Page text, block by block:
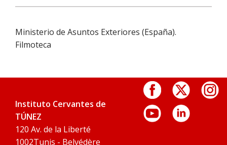
Ministerio de Asuntos Exteriores (España).
Filmoteca
Instituto Cervantes de
TÚNEZ
120 Av. de la Liberté
1002Tunis - Belvédère